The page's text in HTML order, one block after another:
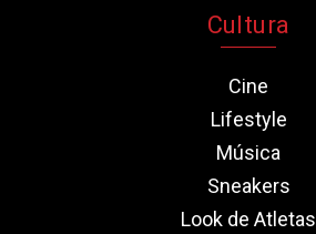
Cultura
Cine
Lifestyle
Música
Sneakers
Look de Atletas